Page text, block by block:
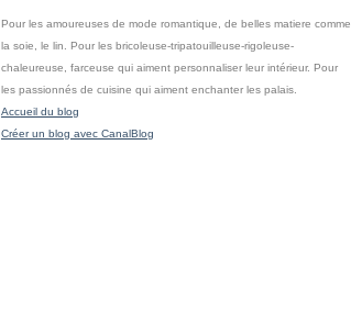
Pour les amoureuses de mode romantique, de belles matiere comme
la soie, le lin. Pour les bricoleuse-tripatouilleuse-rigoleuse-
chaleureuse, farceuse qui aiment personnaliser leur intérieur. Pour
les passionnés de cuisine qui aiment enchanter les palais.
Accueil du blog
Créer un blog avec CanalBlog